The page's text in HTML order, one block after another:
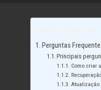
Perguntas
Principais
Como criar
Atualização